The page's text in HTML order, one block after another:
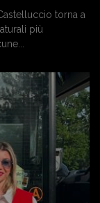
torna a
più